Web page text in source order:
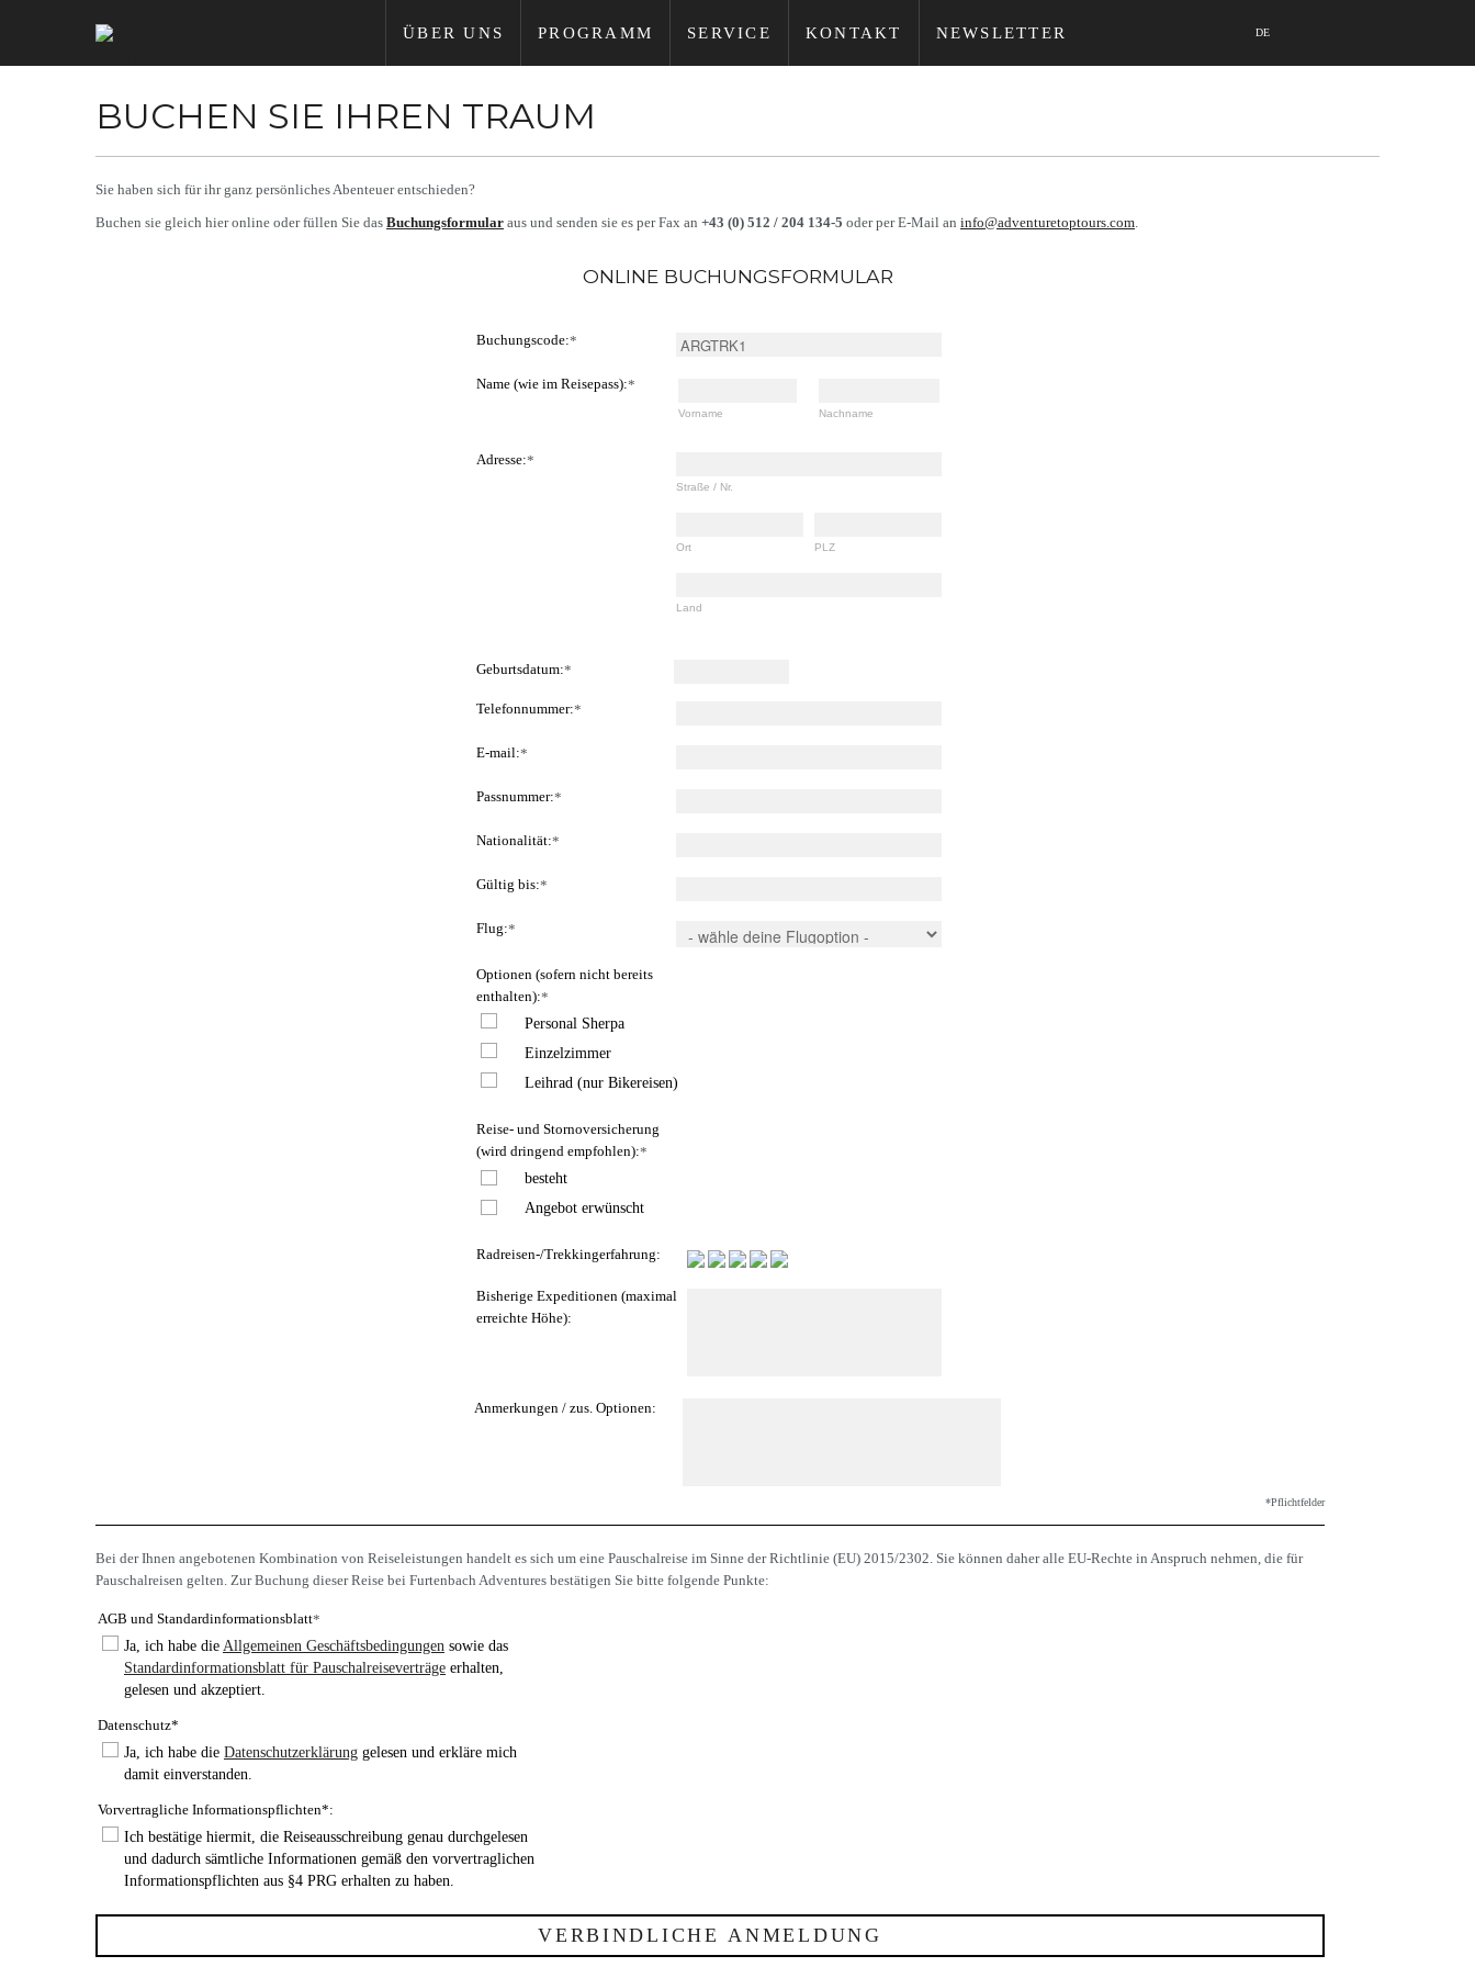
ÜBER UNS PROGRAMM SERVICE KONTAKT NEWSLETTER DE
BUCHEN SIE IHREN TRAUM
Sie haben sich für ihr ganz persönliches Abenteuer entschieden?
Buchen sie gleich hier online oder füllen Sie das Buchungsformular aus und senden sie es per Fax an +43 (0) 512 / 204 134-5 oder per E-Mail an info@adventuretoptours.com.
ONLINE BUCHUNGSFORMULAR
Buchungscode:*
Name (wie im Reisepass):*
Vorname Nachname
Adresse:*
Straße / Nr.
Ort PLZ
Land
Geburtsdatum:*
Telefonnummer:*
E-mail:*
Passnummer:*
Nationalität:*
Gültig bis:*
Flug:*
Optionen (sofern nicht bereits
enthalten):*
Personal Sherpa
Einzelzimmer
Leihrad (nur Bikereisen)
Reise- und Stornoversicherung
(wird dringend empfohlen):*
besteht
Angebot erwünscht
Radreisen-/Trekkingerfahrung:
Bisherige Expeditionen (maximal
erreichte Höhe):
Anmerkungen / zus. Optionen:
*Pflichtfelder
Bei der Ihnen angebotenen Kombination von Reiseleistungen handelt es sich um eine Pauschalreise im Sinne der Richtlinie (EU) 2015/2302. Sie können daher alle EU-Rechte in Anspruch nehmen, die für
Pauschalreisen gelten. Zur Buchung dieser Reise bei Furtenbach Adventures bestätigen Sie bitte folgende Punkte:
AGB und Standardinformationsblatt*
Ja, ich habe die Allgemeinen Geschäftsbedingungen sowie das
Standardinformationsblatt für Pauschalreiseverträge erhalten,
gelesen und akzeptiert.
Datenschutz*
Ja, ich habe die Datenschutzerklärung gelesen und erkläre mich
damit einverstanden.
Vorvertragliche Informationspflichten*:
Ich bestätige hiermit, die Reiseausschreibung genau durchgelesen
und dadurch sämtliche Informationen gemäß den vorvertraglichen
Informationspflichten aus §4 PRG erhalten zu haben.